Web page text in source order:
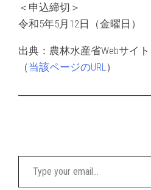
＜申込締切＞
令和5年5月12日（金曜日）
出典：農林水産省Webサイト
（当該ページのURL）
Type your email…